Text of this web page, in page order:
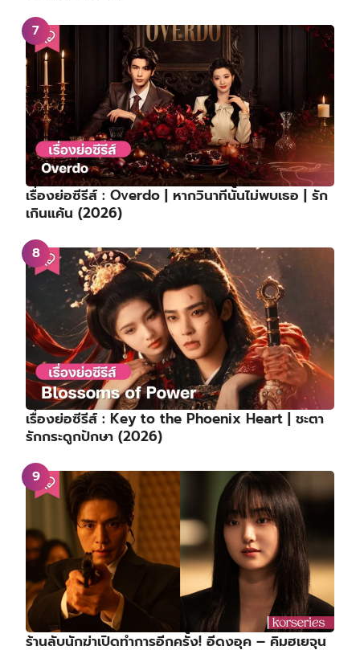
เรื่องย่อซีรีส์ : Overdo | หากวินาทีนั้นไม่พบเธอ | รัก
เกินแค้น (2026)
เรื่องย่อซีรีส์ : Key to the Phoenix Heart | ชะตา
รักกระดูกปักษา (2026)
ร้านลับนักฆ่าเปิดทำการอีกครั้ง! อีดงอุค – คิมฮเยจุน